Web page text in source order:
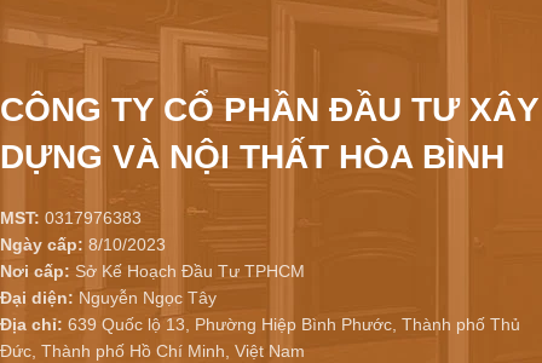
CÔNG TY CỔ PHẦN ĐẦU TƯ XÂY
DỰNG VÀ NỘI THẤT HÒA BÌNH
MST: 0317976383
Ngày cấp: 8/10/2023
Nơi cấp: Sở Kế Hoạch Đầu Tư TPHCM
Đại diện: Nguyễn Ngọc Tây
Địa chỉ: 639 Quốc lộ 13, Phường Hiệp Bình Phước, Thành phố Thủ
Đức, Thành phố Hồ Chí Minh, Việt Nam